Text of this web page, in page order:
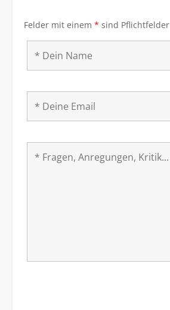
Felder mit einem * sind Pflichtfelder